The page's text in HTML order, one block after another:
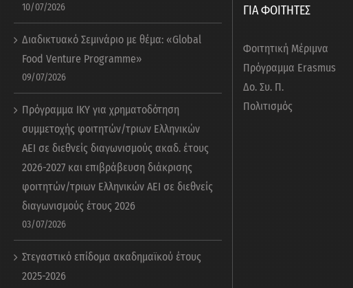
10/07/2026
Διαδικτυακό Σεμινάριο με θέμα: «Global
Food Venture Programme»
09/07/2026
Πρόγραμμα ΙΚΥ για χρηματοδότηση
συμμετοχής φοιτητών/τριων Ελληνικών
ΑΕΙ σε διεθνείς διαγωνισμούς ακαδ. έτους
2026-2027 και επιβράβευση διάκρισης
φοιτητών/τριων Ελληνικών ΑΕΙ σε διεθνείς
διαγωνισμούς έτους 2026
03/07/2026
Στεγαστικό επίδομα ακαδημαϊκού έτους
2025-2026
ΓΙΑ ΦΟΙΤΗΤΕΣ
Φοιτητική Μέριμνα
Πρόγραμμα Erasmus
Δο. Συ. Π.
Πολιτισμός